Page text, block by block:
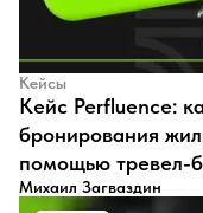
Кейсы
Кейс Perfluence:
бронирования
помощью тревел-
Михаил Загваздин